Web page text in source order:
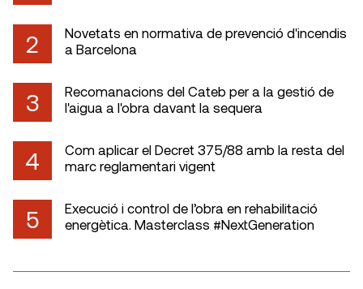
2
Novetats en normativa de prevenció d'incendis
a Barcelona
3
Recomanacions del Cateb per a la gestió de
l'aigua a l'obra davant la sequera
4
Com aplicar el Decret 375/88 amb la resta del
marc reglamentari vigent
5
Execució i control de l’obra en rehabilitació
energètica. Masterclass #NextGeneration